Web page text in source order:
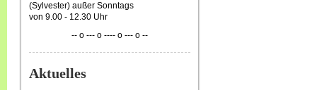
(Sylvester) außer Sonntags
von 9.00 - 12.30 Uhr
-- o --- o ---- o --- o --
Aktuelles